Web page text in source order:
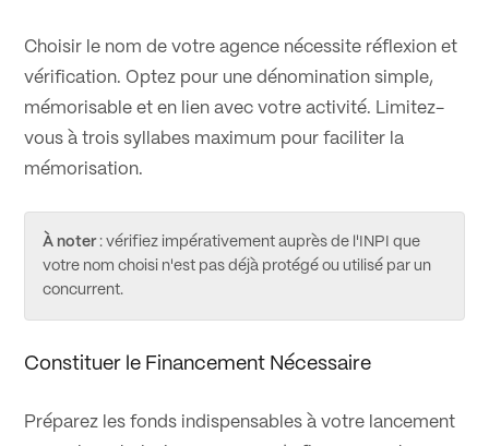
Choisir le nom de votre agence nécessite réflexion et
vérification. Optez pour une dénomination simple,
mémorisable et en lien avec votre activité. Limitez-
vous à trois syllabes maximum pour faciliter la
mémorisation.
À noter: vérifiez impérativement auprès de l'INPI que
votre nom choisi n'est pas déjà protégé ou utilisé par un
concurrent.
Constituer le Financement Nécessaire
Préparez les fonds indispensables à votre lancement